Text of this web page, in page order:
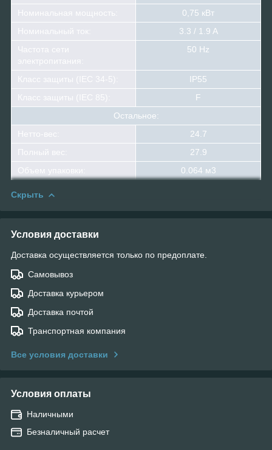
Номинальная мощность:
0,75 кВт
Номинальный ток:
3.3 / 1.9 A
Частота сети
электропитания:
50 Hz
Класс защиты (IEC 34-5):
IP55
Класс защиты (IEC 85):
F
Остальное:
Hетто-вес:
24.7
Полный вес:
27.9
Объем упаковки:
0.064 м3
Скрыть
Условия доставки
Доставка осуществляется только по предоплате.
Самовывоз
Доставка курьером
Доставка почтой
Транспортная компания
Все условия доставки
Условия оплаты
Наличными
Безналичный расчет